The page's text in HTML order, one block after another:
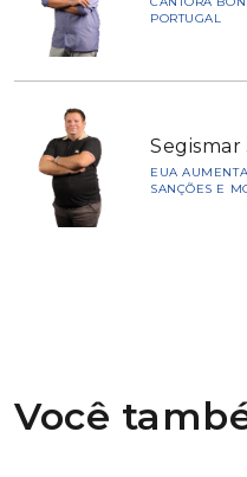
PORTUGAL
EUA
SANÇÕES E
Você